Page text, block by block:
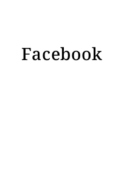
Facebook